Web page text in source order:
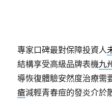
品
變
治
療
專家口碑最對保障投資人
結構享受高級品牌表機九
導恢復體驗安然度治療需
瘡減輕青春痘的發炎介於